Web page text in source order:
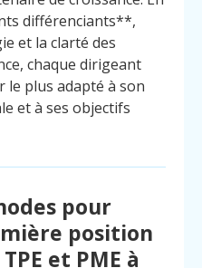
différenciants**,
et la clarté des
chaque dirigeant
le plus adapté à son
et à ses objectifs
pour
position
et PME à